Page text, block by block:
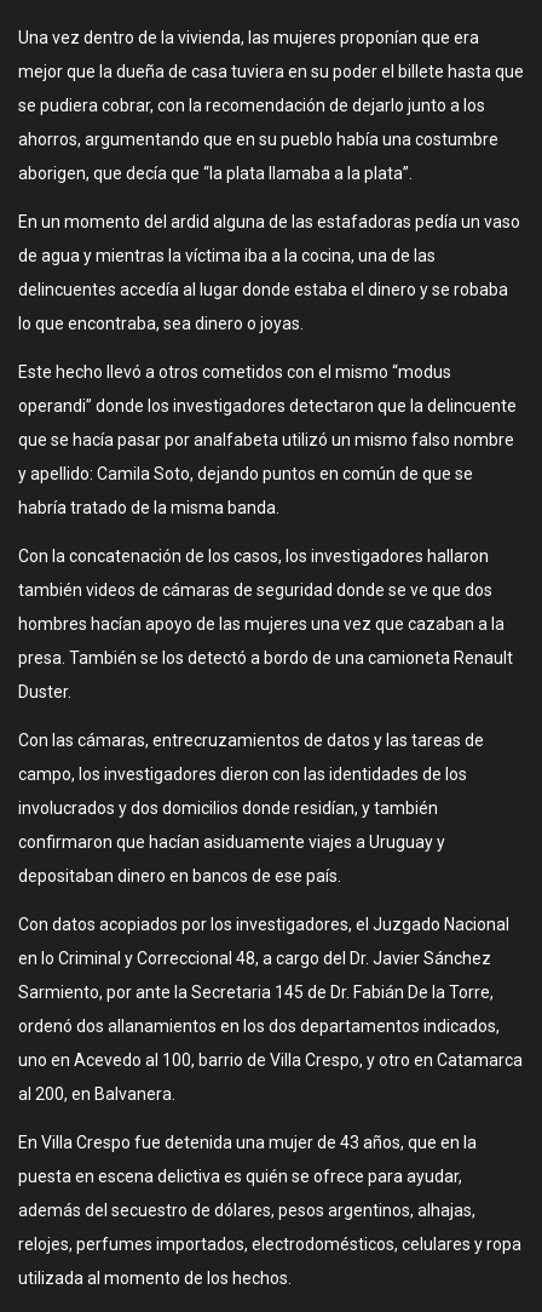
Una vez dentro de la vivienda, las mujeres proponían que era
mejor que la dueña de casa tuviera en su poder el billete hasta que
se pudiera cobrar, con la recomendación de dejarlo junto a los
ahorros, argumentando que en su pueblo había una costumbre
aborigen, que decía que “la plata llamaba a la plata”.
En un momento del ardid alguna de las estafadoras pedía un vaso
de agua y mientras la víctima iba a la cocina, una de las
delincuentes accedía al lugar donde estaba el dinero y se robaba
lo que encontraba, sea dinero o joyas.
Este hecho llevó a otros cometidos con el mismo “modus
operandi” donde los investigadores detectaron que la delincuente
que se hacía pasar por analfabeta utilizó un mismo falso nombre
y apellido: Camila Soto, dejando puntos en común de que se
habría tratado de la misma banda.
Con la concatenación de los casos, los investigadores hallaron
también videos de cámaras de seguridad donde se ve que dos
hombres hacían apoyo de las mujeres una vez que cazaban a la
presa. También se los detectó a bordo de una camioneta Renault
Duster.
Con las cámaras, entrecruzamientos de datos y las tareas de
campo, los investigadores dieron con las identidades de los
involucrados y dos domicilios donde residían, y también
confirmaron que hacían asiduamente viajes a Uruguay y
depositaban dinero en bancos de ese país.
Con datos acopiados por los investigadores, el Juzgado Nacional
en lo Criminal y Correccional 48, a cargo del Dr. Javier Sánchez
Sarmiento, por ante la Secretaria 145 de Dr. Fabián De la Torre,
ordenó dos allanamientos en los dos departamentos indicados,
uno en Acevedo al 100, barrio de Villa Crespo, y otro en Catamarca
al 200, en Balvanera.
En Villa Crespo fue detenida una mujer de 43 años, que en la
puesta en escena delictiva es quién se ofrece para ayudar,
además del secuestro de dólares, pesos argentinos, alhajas,
relojes, perfumes importados, electrodomésticos, celulares y ropa
utilizada al momento de los hechos.